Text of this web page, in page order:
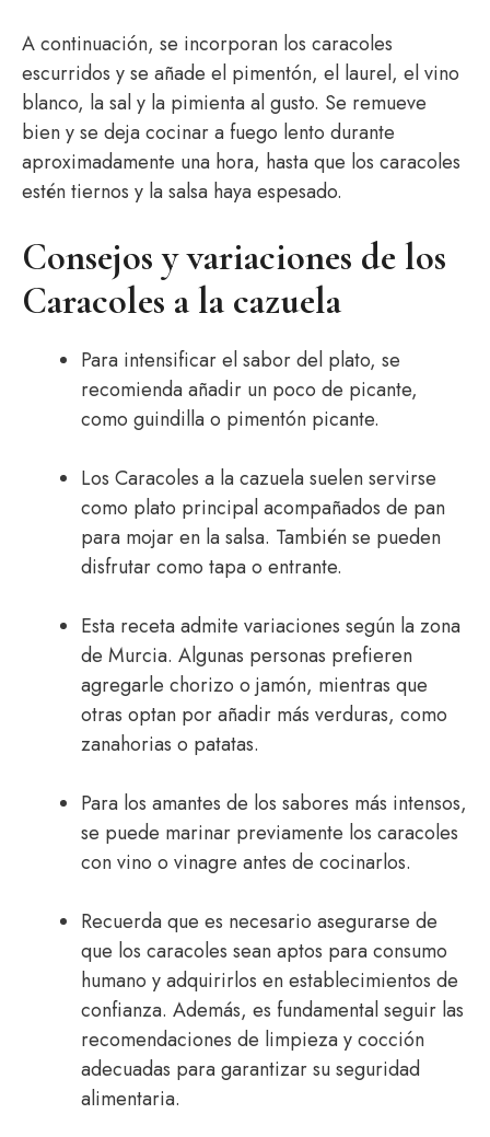
A continuación, se incorporan los caracoles
escurridos y se añade el pimentón, el laurel, el vino
blanco, la sal y la pimienta al gusto. Se remueve
bien y se deja cocinar a fuego lento durante
aproximadamente una hora, hasta que los caracoles
estén tiernos y la salsa haya espesado.
Consejos y variaciones de los
Caracoles a la cazuela
Para intensificar el sabor del plato, se
recomienda añadir un poco de picante,
como guindilla o pimentón picante.
Los Caracoles a la cazuela suelen servirse
como plato principal acompañados de pan
para mojar en la salsa. También se pueden
disfrutar como tapa o entrante.
Esta receta admite variaciones según la zona
de Murcia. Algunas personas prefieren
agregarle chorizo o jamón, mientras que
otras optan por añadir más verduras, como
zanahorias o patatas.
Para los amantes de los sabores más intensos,
se puede marinar previamente los caracoles
con vino o vinagre antes de cocinarlos.
Recuerda que es necesario asegurarse de
que los caracoles sean aptos para consumo
humano y adquirirlos en establecimientos de
confianza. Además, es fundamental seguir las
recomendaciones de limpieza y cocción
adecuadas para garantizar su seguridad
alimentaria.